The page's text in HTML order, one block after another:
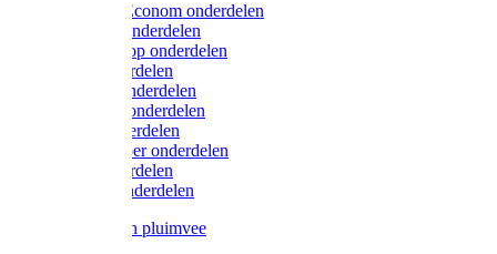
Aesculap/Econom onderdelen
Hauptner onderdelen
Lister/Liscop onderdelen
Eider onderdelen
Heiniger onderdelen
Constanta onderdelen
Moser onderdelen
Farm Clipper onderdelen
Oster onderdelen
TailWell onderdelen
Voerbakken pluimvee